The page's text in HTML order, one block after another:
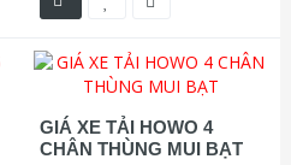
GIÁ XE TẢI HOWO 4
CHÂN THÙNG MUI BẠT